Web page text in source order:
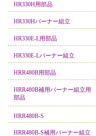
HR330H用部品
HR330Hバーナー組立
HR330E-L用部品
HR330E-Lバーナー組立
HRR480B用部品
HRR480B補用バーナー組立用
部品
HRR480B-S
HRR480B-S補用バーナー組立